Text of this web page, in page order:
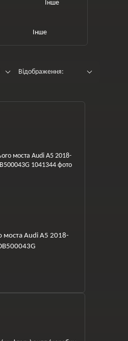
Інше
Відображення:
моста Audi A5 2018-